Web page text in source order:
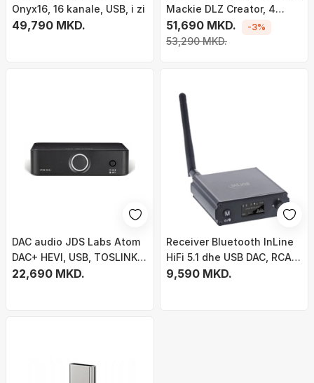
Onyx16, 16 kanale, USB, i zi
49,790 MKD.
Mackie DLZ Creator, 4
kanale, ekran me prekje, i
zi
51,690 MKD.
53,290 MKD.
-3%
DAC audio JDS Labs Atom
DAC+ HEVI, USB, TOSLINK,
dalje RCA
22,690 MKD.
Receiver Bluetooth InLine
HiFi 5.1 dhe USB DAC, RCA
dhe Toslink, me ekran, i zi
9,590 MKD.